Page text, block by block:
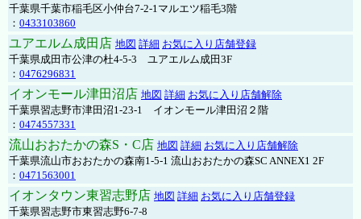
千葉県千葉市稲毛区小仲台7-2-1マルエツ稲毛3階
： 0433103860
ユアエルム成田店 地図 詳細 お気に入り店舗登録
千葉県成田市公津の杜4-5-3 ユアエルム成田3F
： 0476296831
イオンモール津田沼店 地図 詳細 お気に入り店舗解除
千葉県習志野市津田沼1-23-1 イオンモール津田沼２階
： 0474557331
流山おおたかの森S・C店 地図 詳細 お気に入り店舗解除
千葉県流山市おおたかの森南1-5-1 流山おおたかの森SC ANNEX1 2F
： 0471563001
イオンタウン東習志野店 地図 詳細 お気に入り店舗登録
千葉県習志野市東習志野6-7-8